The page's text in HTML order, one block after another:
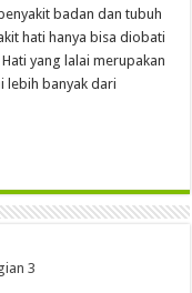
badan dan tubuh
hati hanya bisa diobati
yang lalai merupakan
lebih banyak dari
3